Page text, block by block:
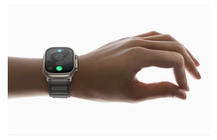
VTV Thể thao
VTV Sức khoẻ Bất động sản
Thị trường 24h Tấm lòng Việt